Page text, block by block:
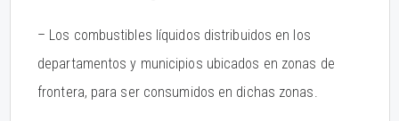
– Los combustibles líquidos distribuidos en los
departamentos y municipios ubicados en zonas de
frontera, para ser consumidos en dichas zonas.